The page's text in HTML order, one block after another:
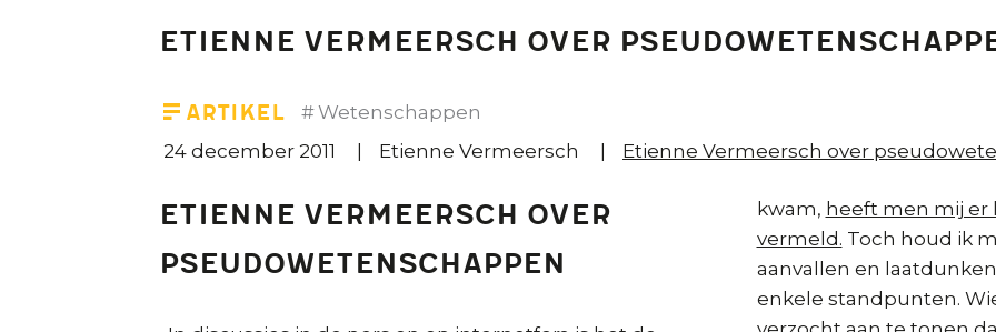
Etienne Vermeersch over
Artikel
Wetenschappen
24 december 2011
Etienne Vermeersch Etienne Vermeersch over
Etienne Vermeersch over
pseudowetenschappen
kwam, heeft men mij er
vermeld. Toch houd ik
aanvallen en
enkele standpunten.